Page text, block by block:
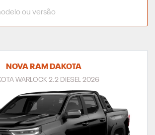
NOVA RAM DAKOTA
WARLOCK 2.2 DIESEL 2026